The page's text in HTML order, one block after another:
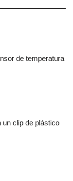
de temperatura
un clip de plástico